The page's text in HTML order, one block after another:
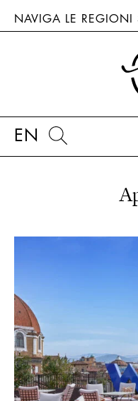
NAVIGA LE REGIONI
EN